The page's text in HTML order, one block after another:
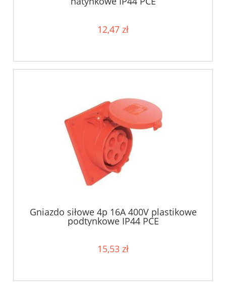
12,47 zł
Gniazdo siłowe 4p 16A 400V plastikowe
podtynkowe IP44 PCE
15,53 zł